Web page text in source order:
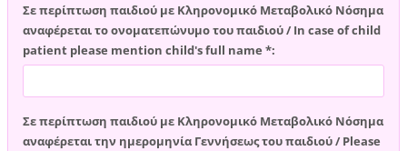
Σε περίπτωση παιδιού με Κληρονομικό Μεταβολικό Νόσημα
αναφέρεται το ονοματεπώνυμο του παιδιού / In case of child
patient please mention child's full name *:
Σε περίπτωση παιδιού με Κληρονομικό Μεταβολικό Νόσημα
αναφέρεται την ημερομηνία Γεννήσεως του παιδιού / Please